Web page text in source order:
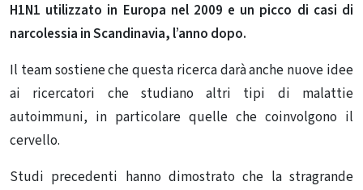
H1N1 utilizzato in Europa nel 2009 e un picco di casi di
narcolessia in Scandinavia, l’anno dopo.
Il team sostiene che questa ricerca darà anche nuove idee
ai ricercatori che studiano altri tipi di malattie
autoimmuni, in particolare quelle che coinvolgono il
cervello.
Studi precedenti hanno dimostrato che la stragrande